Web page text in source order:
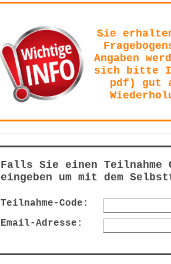
Sie
Angaben
sich bitte
pdf) gut
Falls Sie einen Teilnahme
eingeben um mit dem
Teilnahme-Code:
Email-Adresse: